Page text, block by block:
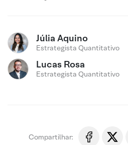
Júlia Aquino
Estrategista Quantitativo
Lucas Rosa
Estrategista Quantitativo
Compartilhar: